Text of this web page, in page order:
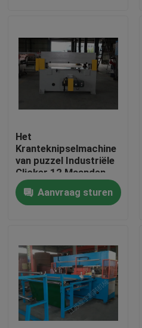
Ongeveer ons
Fabrieksreis
Kwaliteitscontrole
Contacteer ons
Verzoek om een Citaat
Hydraulische
De hydraulische
De hydraulische
Het
Kranteknipselmachine
van puzzel Industriële
Clicker 12 Maanden
Garantie
Aanvraag sturen